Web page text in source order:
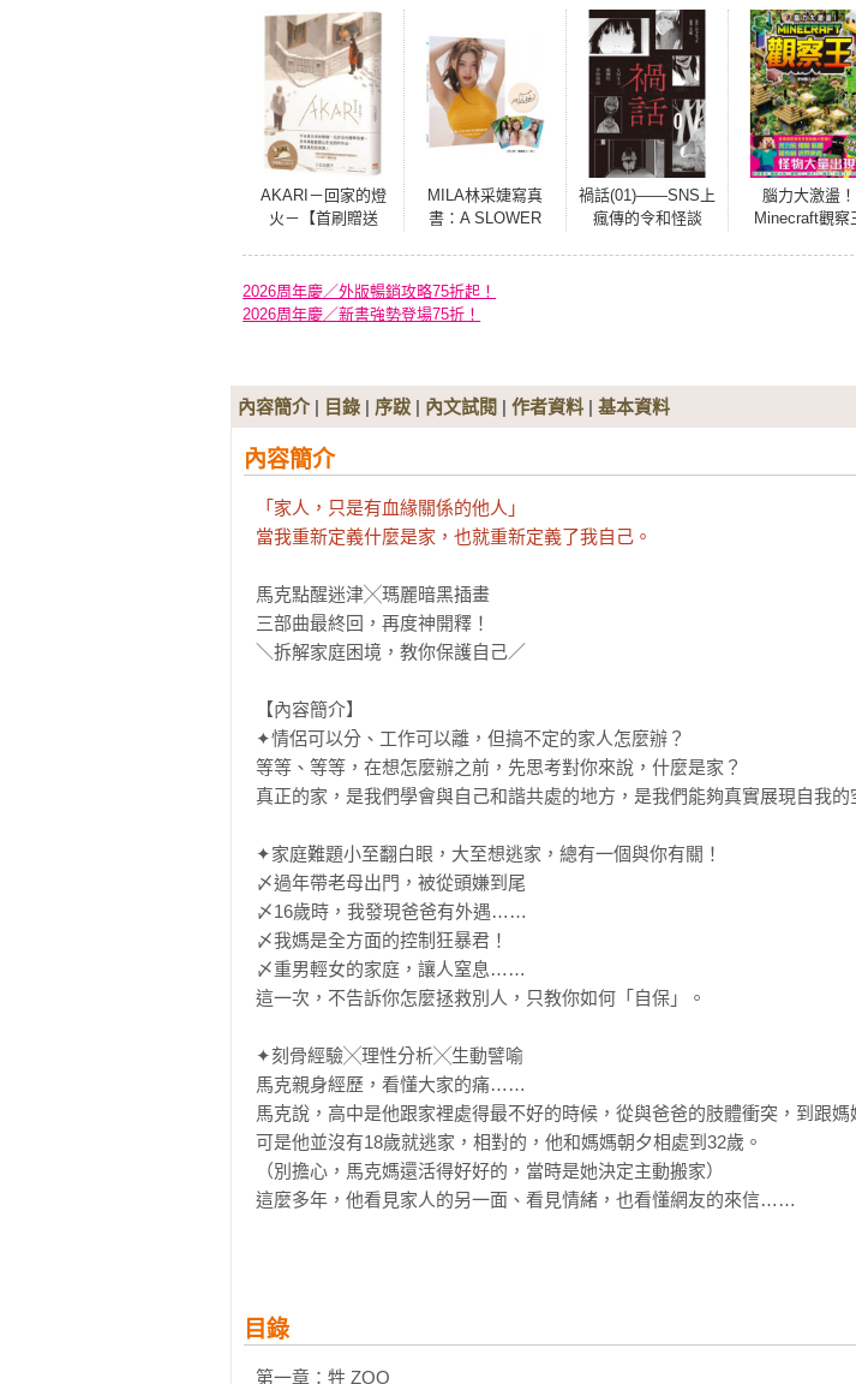
AKARI－回家的燈
火－【首刷贈送
MILA林采婕寫真
書：A SLOWER
禍話(01)——SNS上
瘋傳的令和怪談
腦力大激盪！
Minecraft觀察
2026周年慶／外版暢銷攻略75折起！
2026周年慶／新書強勢登場75折！
內容簡介| 目錄 | 序跋 | 內文試閱 | 作者資料 | 基本資料
內容簡介
「家人，只是有血緣關係的他人」
當我重新定義什麼是家，也就重新定義了我自己。
馬克點醒迷津╳瑪麗暗黑插畫
三部曲最終回，再度神開釋！
＼拆解家庭困境，教你保護自己／
【內容簡介】
✦情侶可以分、工作可以離，但搞不定的家人怎麼辦？
等等、等等，在想怎麼辦之前，先思考對你來說，什麼是家？
真正的家，是我們學會與自己和諧共處的地方，是我們能夠真實展現自我的
✦家庭難題小至翻白眼，大至想逃家，總有一個與你有關！
〆過年帶老母出門，被從頭嫌到尾
〆16歲時，我發現爸爸有外遇……
〆我媽是全方面的控制狂暴君！
〆重男輕女的家庭，讓人窒息……
這一次，不告訴你怎麼拯救別人，只教你如何「自保」。
✦刻骨經驗╳理性分析╳生動譬喻
馬克親身經歷，看懂大家的痛……
馬克說，高中是他跟家裡處得最不好的時候，從與爸爸的肢體衝突，到跟
可是他並沒有18歲就逃家，相對的，他和媽媽朝夕相處到32歲。
（別擔心，馬克媽還活得好好的，當時是她決定主動搬家）
這麼多年，他看見家人的另一面、看見情緒，也看懂網友的來信……
今天不管我們長成了什麼樣的大人，永遠都可以責怪：是原生家庭把我變成
但歸因之後，問題解決了嗎？
沒有。
目錄
第一章：牲 ZOO